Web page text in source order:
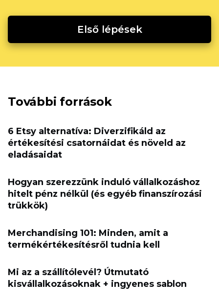
Első lépések
További források
6 Etsy alternatíva: Diverzifikáld az
értékesítési csatornáidat és növeld az
eladásaidat
Hogyan szerezzünk induló vállalkozáshoz
hitelt pénz nélkül (és egyéb finanszírozási
trükkök)
Merchandising 101: Minden, amit a
termékértékesítésről tudnia kell
Mi az a szállítólevél? Útmutató
kisvállalkozásoknak + ingyenes sablon